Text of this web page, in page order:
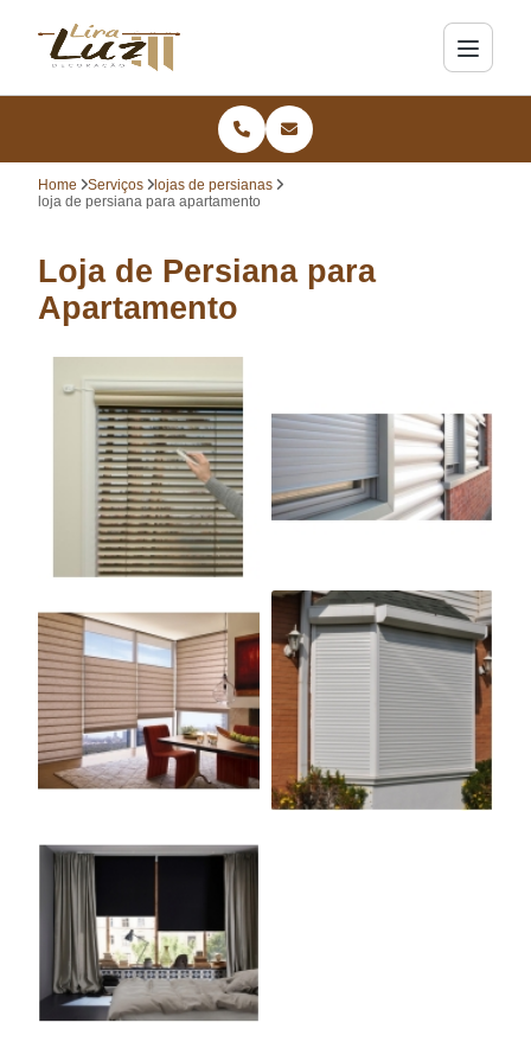
Home Serviços
lojas de persianas
loja de persiana para apartamento
Loja de Persiana para
Apartamento